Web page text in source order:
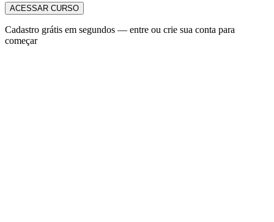
ACESSAR CURSO
Cadastro grátis em segundos — entre ou crie sua conta para
começar